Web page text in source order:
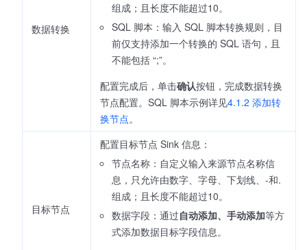
数据转换
组成；且长度不能超过10。
SQL 脚本：输入 SQL 脚本转换规则，目
前仅支持添加一个转换的 SQL 语句，且
不能包括 “;”。
配置完成后，单击确认按钮，完成数据转换
节点配置。SQL 脚本示例详见4.1.2 添加转
换节点。
目标节点
配置目标节点 Sink 信息：
节点名称：自定义输入来源节点名称信
息，只允许由数字、字母、下划线、-和.
组成；且长度不能超过10。
数据字段：通过自动添加、手动添加等方
式添加数据目标字段信息。